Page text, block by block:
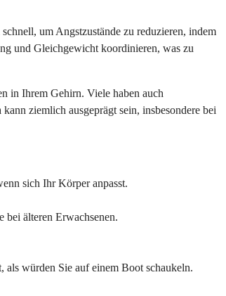
um Angstzustände zu reduzieren, indem
und Gleichgewicht koordinieren, was zu
in Ihrem Gehirn. Viele haben auch
ziemlich ausgeprägt sein, insbesondere bei
sich Ihr Körper anpasst.
älteren Erwachsenen.
würden Sie auf einem Boot schaukeln.